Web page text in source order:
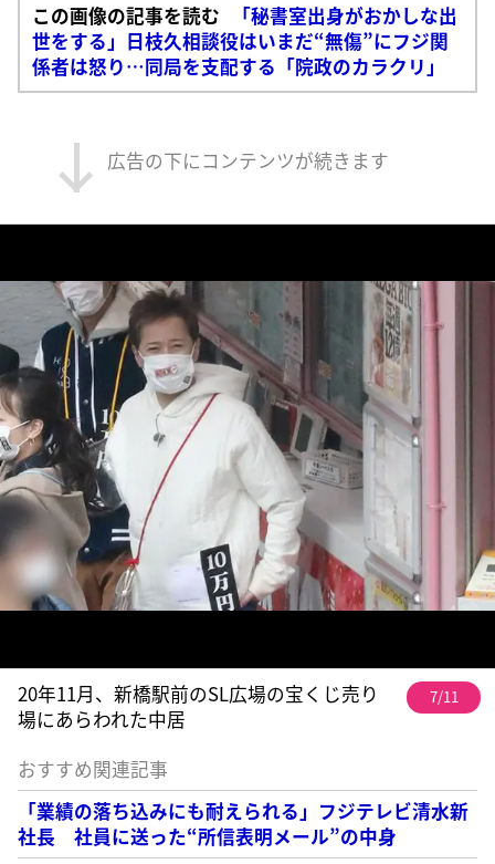
この画像の記事を読む
「秘書室出身がおかしな出
世をする」日枝久相談役はいまだ“無傷”にフジ関
係者は怒り…同局を支配する「院政のカラクリ」
広告の下にコンテンツが続きます
20年11月、新橋駅前のSL広場の宝くじ売り
場にあらわれた中居
7/11
おすすめ関連記事
「業績の落ち込みにも耐えられる」フジテレビ清水新
社長 社員に送った“所信表明メール”の中身